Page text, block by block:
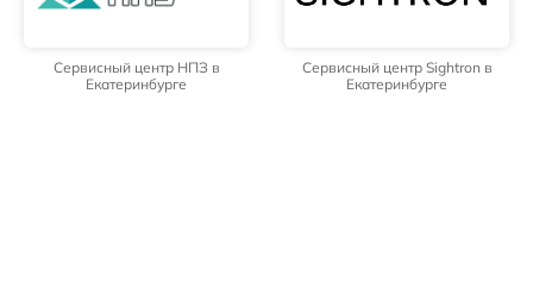
Сервисный центр НПЗ в
Екатеринбурге
Сервисный центр Sightron в
Екатеринбурге